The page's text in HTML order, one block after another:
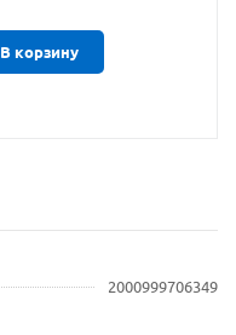
В корзину
2000999706349